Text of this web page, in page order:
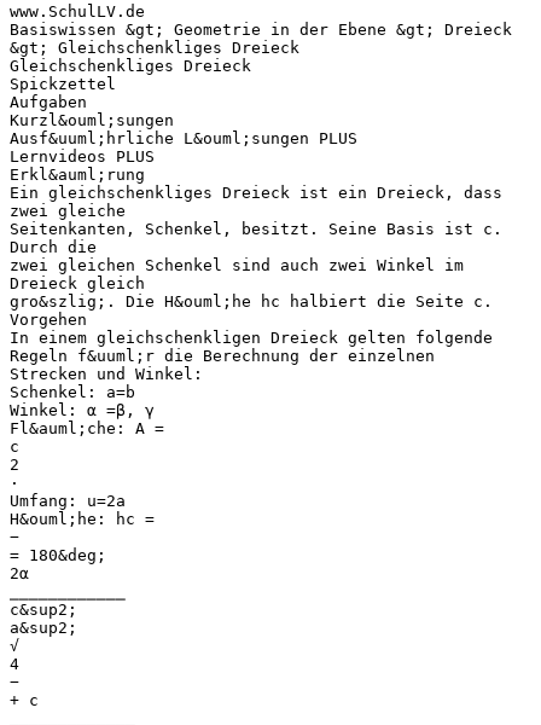
www.SchulLV.de
Basiswissen &gt; Geometrie in der Ebene &gt; Dreieck
&gt; Gleichschenkliges Dreieck
Gleichschenkliges Dreieck
Spickzettel
Aufgaben
Kurzl&ouml;sungen
Ausf&uuml;hrliche L&ouml;sungen PLUS
Lernvideos PLUS
Erkl&auml;rung
Ein gleichschenkliges Dreieck ist ein Dreieck, dass
zwei gleiche
Seitenkanten, Schenkel, besitzt. Seine Basis ist c.
Durch die
zwei gleichen Schenkel sind auch zwei Winkel im
Dreieck gleich
gro&szlig;. Die H&ouml;he hc halbiert die Seite c.
Vorgehen
In einem gleichschenkligen Dreieck gelten folgende
Regeln f&uuml;r die Berechnung der einzelnen
Strecken und Winkel:
Schenkel: a=b
Winkel: α =β, γ
Fl&auml;che: A =
c
2
⋅
Umfang: u=2a
H&ouml;he: hc =
−
= 180&deg;
2α
c&sup2;
a&sup2;
√
4
−
+ c